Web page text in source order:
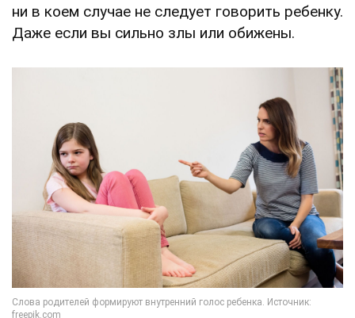
ни в коем случае не следует говорить ребенку.
Даже если вы сильно злы или обижены.